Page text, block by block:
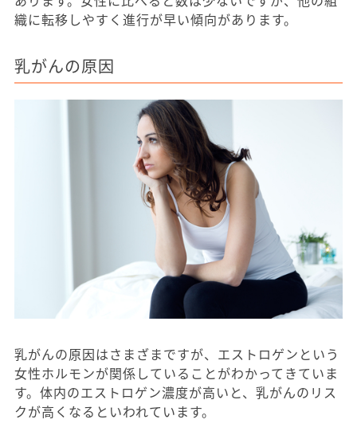
織に転移しやすく進行が早い傾向があります。
乳がんの原因
乳がんの原因はさまざまですが、エストロゲンという
女性ホルモンが関係していることがわかってきていま
す。体内のエストロゲン濃度が高いと、乳がんのリス
クが高くなるといわれています。